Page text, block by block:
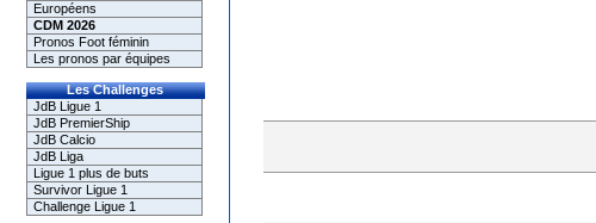
Européens
CDM 2026
Pronos Foot féminin
Les pronos par équipes
Les Challenges
JdB Ligue 1
JdB PremierShip
JdB Calcio
JdB Liga
Ligue 1 plus de buts
Survivor Ligue 1
Challenge Ligue 1